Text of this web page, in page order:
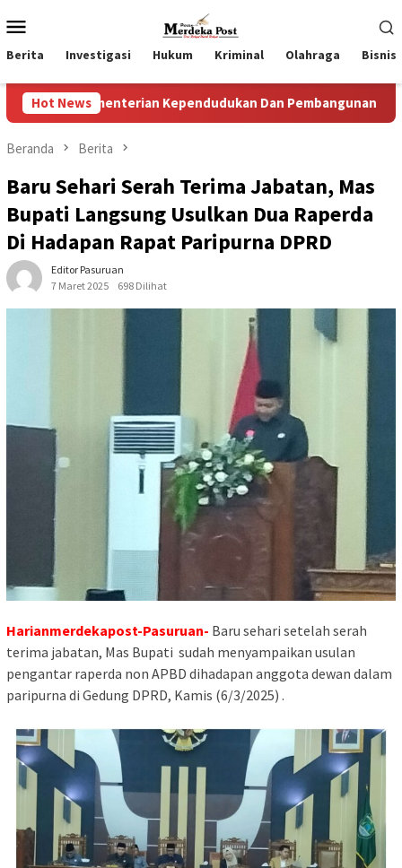
ke
kontenMobile
Berita Investigasi Hukum Kriminal Olahraga Bisnis
Hot News
Kependudukan Dan Pembangunan Keluarga
Beranda Berita
Baru Sehari Serah Terima Jabatan, Mas
Bupati Langsung Usulkan Dua Raperda
Di Hadapan Rapat Paripurna DPRD
Editor Pasuruan
7 Maret 2025
698 Dilihat
Harianmerdekapost-Pasuruan- Baru sehari setelah serah
terima jabatan, Mas Bupati sudah menyampaikan usulan
pengantar raperda non APBD dihadapan anggota dewan dalam
paripurna di Gedung DPRD, Kamis (6/3/2025) .